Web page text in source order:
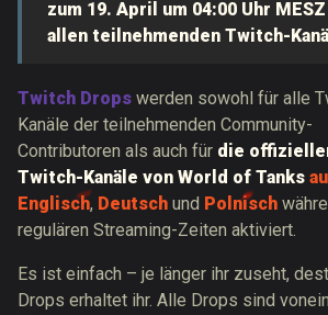
zum 19. April um 04:00 Uhr
allen teilnehmenden Twitch-
Twitch Drops werden sowohl für alle
Kanäle der teilnehmenden Community-
Contributoren als auch für die
Twitch-Kanäle von World of Tanks
Englisch, Deutsch und Polnisch
regulären Streaming-Zeiten aktiviert.
Es ist einfach – je länger ihr zuseht,
Drops erhaltet ihr. Alle Drops sind